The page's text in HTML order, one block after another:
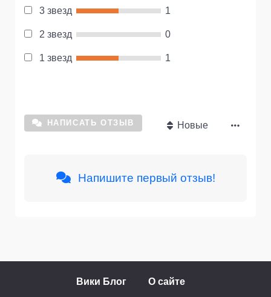
3 звезд 1
2 звезд 0
1 звезд 1
НАПИСАТЬ ОТЗЫВ Новые
Напишите первый отзыв!
Вики Блог О сайте